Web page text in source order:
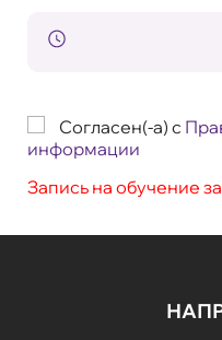
Согласен(-а) с
информации
Запись на обучение